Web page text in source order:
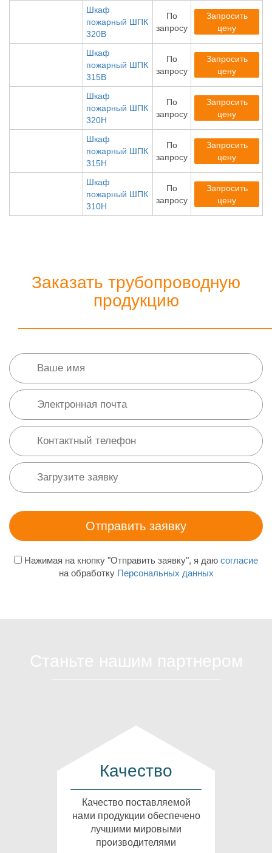
Шкаф
пожарный ШПК
320В
По
запросу
Запросить
цену
Шкаф
пожарный ШПК
315В
По
запросу
Запросить
цену
Шкаф
пожарный ШПК
320Н
По
запросу
Запросить
цену
Шкаф
пожарный ШПК
315Н
По
запросу
Запросить
цену
Шкаф
пожарный ШПК
310Н
По
запросу
Запросить
цену
Заказать трубопроводную
продукцию
Нажимая на кнопку "Отправить заявку", я даю согласие
на обработку Персональных данных
Качество
Качество поставляемой
нами продукции обеспечено
лучшими мировыми
производителями